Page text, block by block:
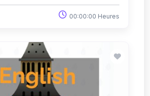
00:00:00 Heures